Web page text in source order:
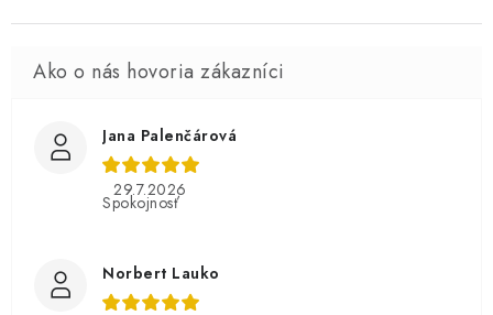
Jana Palenčárová
29.7.2026
Spokojnosť
Norbert Lauko